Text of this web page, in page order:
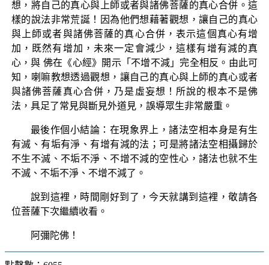
想，將自己的真心與上師或者與諸佛菩薩的真心合併。這
樣的說法非常荒誕！因為他們想藉著觀想，讓自己的真心
與上師或者與諸佛菩薩的真心合併，表示這個真心有增
加，既然有增加，未來一定會減少，這樣有增有減的真
心，與 佛在《心經》開示「不增不減」完全相反。由此可
知，喇嘛教想透過觀想，讓自己的真心與上師的真心或者
與諸佛菩薩真心合併，乃是虛妄想！所說的根本不是佛
法，具足了常見與斷見外道見，誤導眾生非常嚴重。
最後作個小結論：在現象界上，諸法空相本身是有生
有滅、有垢有淨、有增有減的法；可是將諸法空相攝歸於
不生不滅、不垢不淨、不增不減的空性心，諸法也就不生
不滅、不垢不淨、不增不減了。
說到這裡，時間剛好到了，今天就講到這裡，敬請各
位菩薩下次繼續收看。
阿彌陀佛！